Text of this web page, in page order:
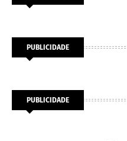
PUBLICIDADE
PUBLICIDADE